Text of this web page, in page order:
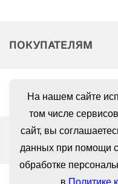
ПОКУПАТЕЛЯМ
КАРЬЕРА
ВЕРНЫЙ
На нашем сайте
том числе
сайт, вы
данных при помощи
обработке
в Политике